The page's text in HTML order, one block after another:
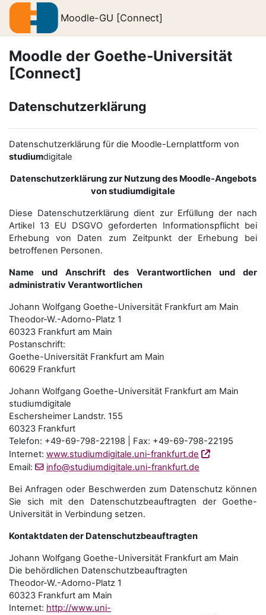
Zum Hauptinhalt
Moodle-GU [Connect]
Moodle der Goethe-Universität
[Connect]
Datenschutzerklärung
Datenschutzerklärung für die Moodle-Lernplattform von
studiumdigitale
Datenschutzerklärung zur Nutzung des Moodle-Angebots
von studiumdigitale
Diese Datenschutzerklärung dient zur Erfüllung der nach
Artikel 13 EU DSGVO geforderten Informationspflicht bei
Erhebung von Daten zum Zeitpunkt der Erhebung bei
betroffenen Personen.
Name und Anschrift des Verantwortlichen und der
administrativ Verantwortlichen
Johann Wolfgang Goethe-Universität Frankfurt am Main
Theodor-W.-Adorno-Platz 1
60323 Frankfurt am Main
Postanschrift:
Goethe-Universität Frankfurt am Main
60629 Frankfurt
Johann Wolfgang Goethe-Universität Frankfurt am Main
studiumdigitale
Eschersheimer Landstr. 155
60323 Frankfurt
Telefon: +49-69-798-22198 | Fax: +49-69-798-22195
Internet: www.studiumdigitale.uni-frankfurt.de
Email:
info@studiumdigitale.uni-frankfurt.de
Bei Anfragen oder Beschwerden zum Datenschutz können
Sie sich mit den Datenschutz­beauftragten der Goethe-
Universität in Verbindung setzen.
Kontaktdaten der Datenschutzbeauftragten
Johann Wolfgang Goethe-Universität Frankfurt am Main
Die behördlichen Datenschutzbeauftragten
Theodor-W.-Adorno-Platz 1
60323 Frankfurt am Main
Internet: http://www.uni-